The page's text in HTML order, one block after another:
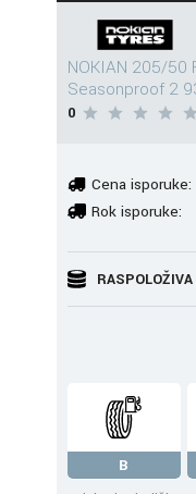
NOKIAN 205/50
Seasonproof 2
0
Cena isporuke:
Rok isporuke:
B